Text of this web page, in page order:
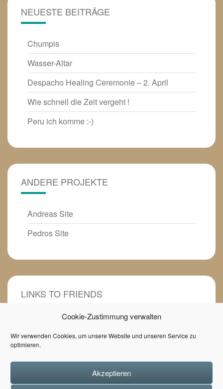
Cookie-Zustimmung verwalten
Wir verwenden Cookies, um unsere Website und unseren Service zu
optimieren.
Akzeptieren
NEUESTE BEITRÄGE
Chumpis
Wasser-Altar
Despacho Healing Ceremonie – 2. April
Wie schnell die Zeit vergeht !
Peru ich komme :-)
ANDERE PROJEKTE
Andreas Site
Pedros Site
LINKS TO FRIENDS
Tunupa- Kunsthandwerk
Game of Books Buchblog